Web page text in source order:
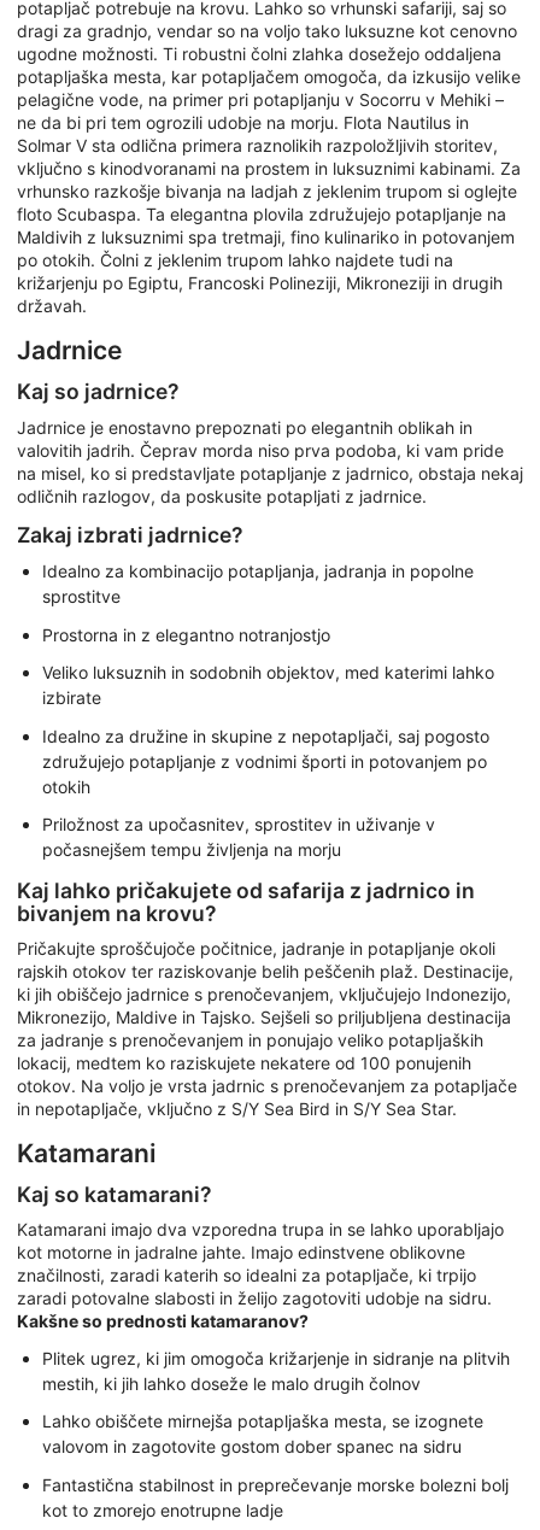
potapljač potrebuje na krovu. Lahko so vrhunski safariji, saj so
dragi za gradnjo, vendar so na voljo tako luksuzne kot cenovno
ugodne možnosti. Ti robustni čolni zlahka dosežejo oddaljena
potapljaška mesta, kar potapljačem omogoča, da izkusijo velike
pelagične vode, na primer pri potapljanju v Socorru v Mehiki –
ne da bi pri tem ogrozili udobje na morju. Flota Nautilus in
Solmar V sta odlična primera raznolikih razpoložljivih storitev,
vključno s kinodvoranami na prostem in luksuznimi kabinami. Za
vrhunsko razkošje bivanja na ladjah z jeklenim trupom si oglejte
floto Scubaspa. Ta elegantna plovila združujejo potapljanje na
Maldivih z luksuznimi spa tretmaji, fino kulinariko in potovanjem
po otokih. Čolni z jeklenim trupom lahko najdete tudi na
križarjenju po Egiptu, Francoski Polineziji, Mikroneziji in drugih
državah.
Jadrnice
Kaj so jadrnice?
Jadrnice je enostavno prepoznati po elegantnih oblikah in
valovitih jadrih. Čeprav morda niso prva podoba, ki vam pride
na misel, ko si predstavljate potapljanje z jadrnico, obstaja nekaj
odličnih razlogov, da poskusite potapljati z jadrnice.
Zakaj izbrati jadrnice?
Idealno za kombinacijo potapljanja, jadranja in popolne
sprostitve
Prostorna in z elegantno notranjostjo
Veliko luksuznih in sodobnih objektov, med katerimi lahko
izbirate
Idealno za družine in skupine z nepotapljači, saj pogosto
združujejo potapljanje z vodnimi športi in potovanjem po
otokih
Priložnost za upočasnitev, sprostitev in uživanje v
počasnejšem tempu življenja na morju
Kaj lahko pričakujete od safarija z jadrnico in
bivanjem na krovu?
Pričakujte sproščujoče počitnice, jadranje in potapljanje okoli
rajskih otokov ter raziskovanje belih peščenih plaž. Destinacije,
ki jih obiščejo jadrnice s prenočevanjem, vključujejo Indonezijo,
Mikronezijo, Maldive in Tajsko. Sejšeli so priljubljena destinacija
za jadranje s prenočevanjem in ponujajo veliko potapljaških
lokacij, medtem ko raziskujete nekatere od 100 ponujenih
otokov. Na voljo je vrsta jadrnic s prenočevanjem za potapljače
in nepotapljače, vključno z S/Y Sea Bird in S/Y Sea Star.
Katamarani
Kaj so katamarani?
Katamarani imajo dva vzporedna trupa in se lahko uporabljajo
kot motorne in jadralne jahte. Imajo edinstvene oblikovne
značilnosti, zaradi katerih so idealni za potapljače, ki trpijo
zaradi potovalne slabosti in želijo zagotoviti udobje na sidru.
Kakšne so prednosti katamaranov?
Plitek ugrez, ki jim omogoča križarjenje in sidranje na plitvih
mestih, ki jih lahko doseže le malo drugih čolnov
Lahko obiščete mirnejša potapljaška mesta, se izognete
valovom in zagotovite gostom dober spanec na sidru
Fantastična stabilnost in preprečevanje morske bolezni bolj
kot to zmorejo enotrupne ladje